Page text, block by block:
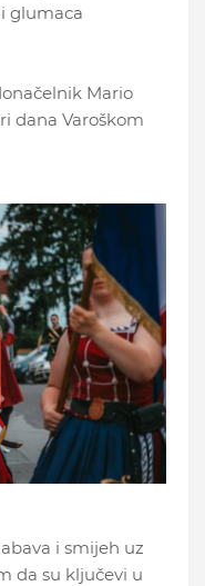
glumaca
Mario
dana Varoškom
i smijeh uz
da su ključevi u